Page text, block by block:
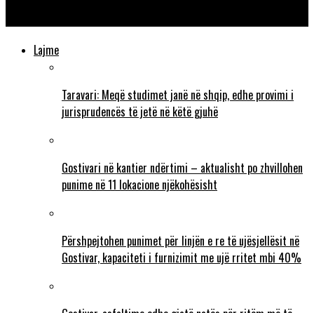
Lajme
Taravari: Meqë studimet janë në shqip, edhe provimi i
jurisprudencës të jetë në këtë gjuhë
Gostivari në kantier ndërtimi – aktualisht po zhvillohen
punime në 11 lokacione njëkohësisht
Përshpejtohen punimet për linjën e re të ujësjellësit në
Gostivar, kapaciteti i furnizimit me ujë rritet mbi 40%